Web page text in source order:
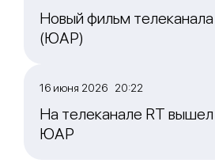
Новый фильм
(ЮАР)
16 июня 2026 20:22
На телеканале RT
ЮАР